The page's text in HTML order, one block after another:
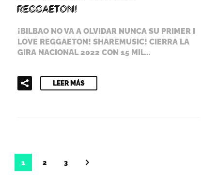
REGGAETON!
¡BILBAO NO VA A OLVIDAR NUNCA SU PRIMER I
LOVE REGGAETON! SHAREMUSIC! CIERRA LA
GIRA NACIONAL 2022 CON 15 MIL…
LEER MÁS
1 2 3